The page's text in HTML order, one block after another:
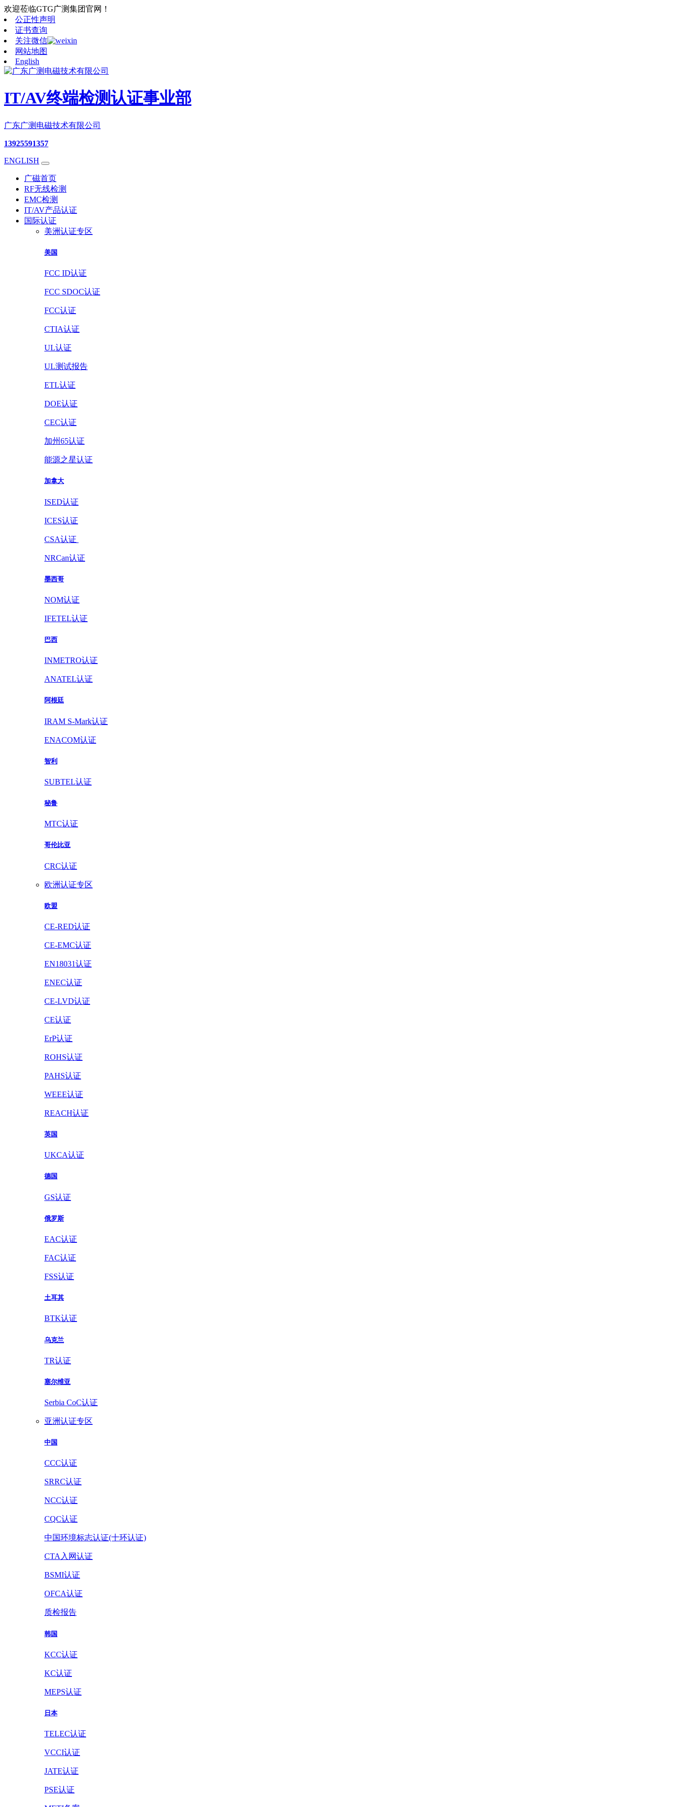
欢迎莅临GTG广测集团官网！
公正性声明
证书查询
关注微信
网站地图
English
IT/AV终端检测认证事业部
广东广测电磁技术有限公司
13925591357
ENGLISH
广磁首页
RF无线检测
EMC检测
IT/AV产品认证
国际认证
美洲认证专区
美国
FCC ID认证
FCC SDOC认证
FCC认证
CTIA认证
UL认证
UL测试报告
ETL认证
DOE认证
CEC认证
加州65认证
能源之星认证
加拿大
ISED认证
ICES认证
CSA认证
NRCan认证
墨西哥
NOM认证
IFETEL认证
巴西
INMETRO认证
ANATEL认证
阿根廷
IRAM S-Mark认证
ENACOM认证
智利
SUBTEL认证
秘鲁
MTC认证
哥伦比亚
CRC认证
欧洲认证专区
欧盟
CE-RED认证
CE-EMC认证
EN18031认证
ENEC认证
CE-LVD认证
CE认证
ErP认证
ROHS认证
PAHS认证
WEEE认证
REACH认证
英国
UKCA认证
德国
GS认证
俄罗斯
EAC认证
FAC认证
FSS认证
土耳其
BTK认证
乌克兰
TR认证
塞尔维亚
Serbia CoC认证
亚洲认证专区
中国
CCC认证
SRRC认证
NCC认证
CQC认证
中国环境标志认证(十环认证)
CTA入网认证
BSMI认证
OFCA认证
质检报告
韩国
KCC认证
KC认证
MEPS认证
日本
TELEC认证
VCCI认证
JATE认证
PSE认证